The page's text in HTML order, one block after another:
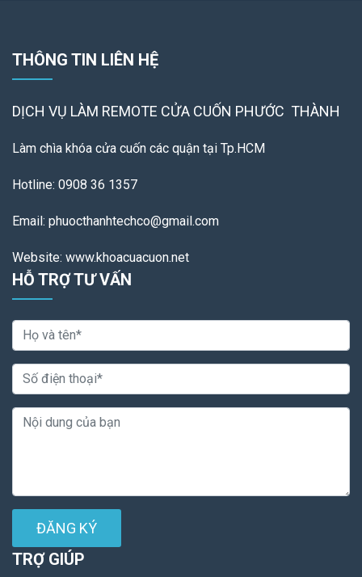
THÔNG TIN LIÊN HỆ
DỊCH VỤ LÀM REMOTE CỬA CUỐN PHƯỚC THÀNH
Làm chìa khóa cửa cuốn các quận tại Tp.HCM
Hotline: 0908 36 1357
Email: phuocthanhtechco@gmail.com
Website: www.khoacuacuon.net
HỖ TRỢ TƯ VẤN
ĐĂNG KÝ
TRỢ GIÚP